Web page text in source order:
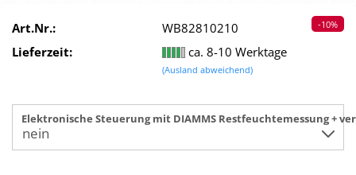
-10%
Art.Nr.:
WB82810210
Lieferzeit:
ca. 8-10 Werktage
(Ausland abweichend)
Elektronische Steuerung mit DIAMMS Restfeuchtemessung +